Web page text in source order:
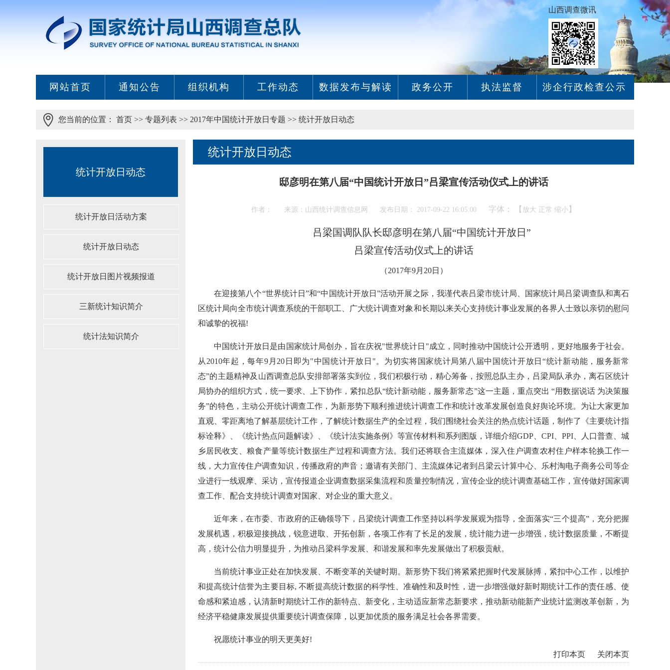
山西调查微讯
网站首页 通知公告 组织机构 工作动态 数据发布与解读 政务公开 执法监督 涉企行政检查公示
您当前的位置： 首页 >> 专题列表 >> 2017年中国统计开放日专题 >> 统计开放日动态
统计开放日动态
统计开放日活动方案
统计开放日动态
统计开放日图片视频报道
三新统计知识简介
统计法知识简介
统计开放日动态
邸彦明在第八届“中国统计开放日”吕梁宣传活动仪式上的讲话
作者： 来源：山西统计调查信息网 发布日期： 2017-09-22 16:05:00 字体： 【 放大 正常 缩小】
吕梁国调队队长邸彦明在第八届“中国统计开放日”
吕梁宣传活动仪式上的讲话
（2017年9月20日）
在迎接第八个“世界统计日”和“中国统计开放日”活动开展之际，我谨代表吕梁市统计局、国家统计局吕梁调查队和离石
区统计局向全市统计调查系统的干部职工、广大统计调查对象和长期以来关心支持统计事业发展的各界人士致以亲切的慰问
和诚挚的祝福!
中国统计开放日是由国家统计局创办，旨在庆祝"世界统计日"成立，同时推动中国统计公开透明，更好地服务于社会。
从2010年起，每年9月20日即为"中国统计开放日"。为切实将国家统计局第八届中国统计开放日“统计新动能，服务新常
态”的主题精神及山西调查总队安排部署落实到位，我们积极行动，精心筹备，按照总队主办，吕梁局队承办，离石区统计
局协办的组织方式，统一要求、上下协作，紧扣总队“统计新动能，服务新常态”这一主题，重点突出 “用数据说话 为决策服
务”的特色，主动公开统计调查工作，为新形势下顺利推进统计调查工作和统计改革发展创造良好舆论环境。为让大家更加
直观、零距离地了解基层统计工作，了解统计数据生产的全过程，我们围绕社会关注的热点统计话题，制作了《主要统计指
标诠释》、《统计热点问题解读》、《统计法实施条例》等宣传材料和系列图版，详细介绍GDP、CPI、PPI、人口普查、城
乡居民收支、粮食产量等统计数据生产过程和调查方法。我们还将联合主流媒体，深入住户调查农村住户样本轮换工作一
线，大力宣传住户调查知识，传播政府的声音；邀请有关部门、主流媒体记者到吕梁云计算中心、乐村淘电子商务公司等企
业进行一线观摩、采访，宣传报道企业调查数据采集流程和质量控制情况，宣传企业的统计调查基础工作，宣传做好国家调
查工作、配合支持统计调查对国家、对企业的重大意义。
近年来，在市委、市政府的正确领导下，吕梁统计调查工作坚持以科学发展观为指导，全面落实“三个提高”，充分把握
发展机遇，积极迎接挑战，锐意进取、开拓创新，各项工作有了长足的发展，统计能力进一步增强，统计数据质量，不断提
高，统计公信力明显提升，为推动吕梁科学发展、和谐发展和率先发展做出了积极贡献。
当前统计事业正处在加快发展、不断变革的关键时期。新形势下我们将紧紧把握时代发展脉搏，紧扣中心工作，以维护
和提高统计信誉为主要目标, 不断提高统计数据的科学性、准确性和及时性，进一步增强做好新时期统计工作的责任感、使
命感和紧迫感，认清新时期统计工作的新特点、新变化，主动适应新常态新要求，推动新动能新产业统计监测改革创新，为
经济平稳健康发展提供重要统计调查保障，以更加优质的服务满足社会各界需要。
祝愿统计事业的明天更美好!
打印本页
关闭本页